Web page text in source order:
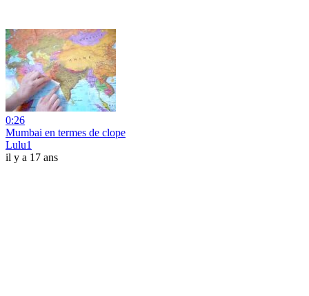
0:26
Mumbai en termes de clope
Lulu1
il y a 17 ans